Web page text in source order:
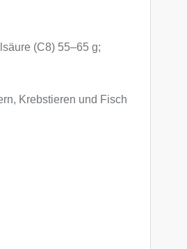
(C8) 55–65 g;
Krebstieren und Fisch